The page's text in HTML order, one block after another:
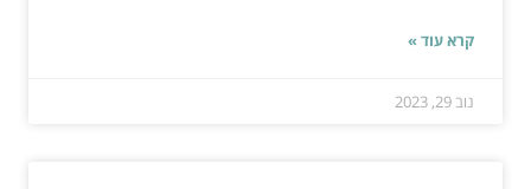
קרא עוד »
נוב 29, 2023